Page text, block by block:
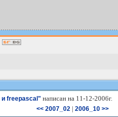
и freepascal" написан на 11-12-2006г.
<< 2007_02 | 2006_10 >>